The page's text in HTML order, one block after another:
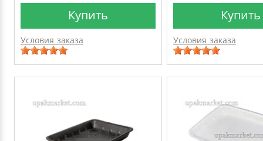
Купить
Условия заказа
Купить
Условия заказа